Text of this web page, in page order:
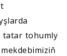
tatar tohumly